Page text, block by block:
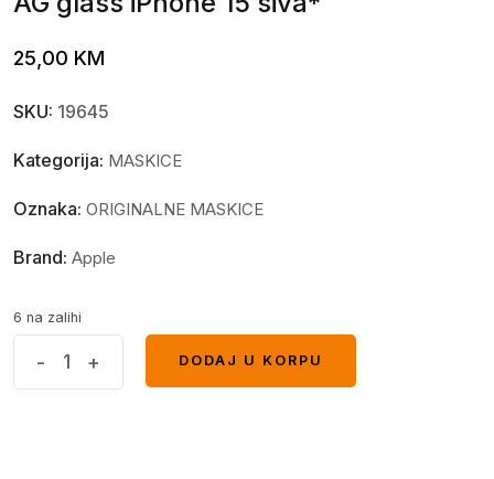
25,00 KM
SKU: 19645
Kategorija: MASKICE
Oznaka: ORIGINALNE MASKICE
Brand: Apple
6 na zalihi
- +
DODAJ U KORPU